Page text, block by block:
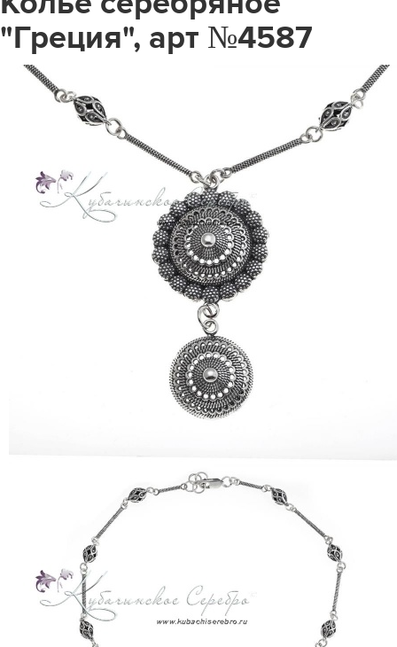
"Греция", арт №4587